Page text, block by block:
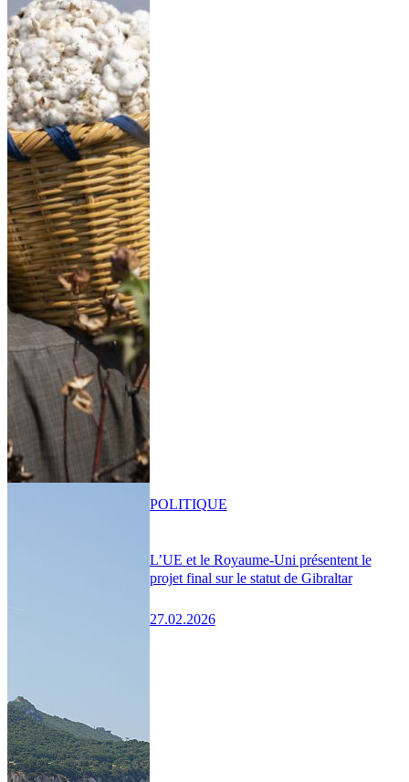
L’UE et le Royaume-Uni présentent le
projet final sur le statut de Gibraltar
27.02.2026
POLITIQUE